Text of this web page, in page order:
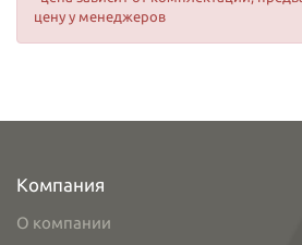
цену у менеджеров
Компания
О компании